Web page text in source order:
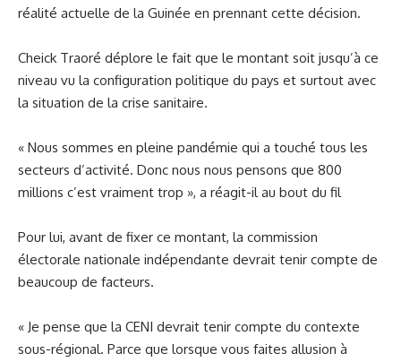
réalité actuelle de la Guinée en prennant cette décision.
Cheick Traoré déplore le fait que le montant soit jusqu’à ce
niveau vu la configuration politique du pays et surtout avec
la situation de la crise sanitaire.
« Nous sommes en pleine pandémie qui a touché tous les
secteurs d’activité. Donc nous nous pensons que 800
millions c’est vraiment trop », a réagit-il au bout du fil
Pour lui, avant de fixer ce montant, la commission
électorale nationale indépendante devrait tenir compte de
beaucoup de facteurs.
« Je pense que la CENI devrait tenir compte du contexte
sous-régional. Parce que lorsque vous faites allusion à